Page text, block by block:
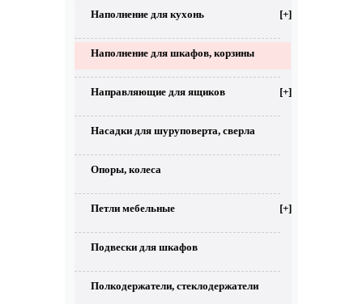
Наполнение для кухонь [+]
Наполнение для шкафов, корзины
Направляющие для ящиков [+]
Насадки для шуруповерта, сверла
Опоры, колеса
Петли мебельные [+]
Подвески для шкафов
Полкодержатели, стеклодержатели